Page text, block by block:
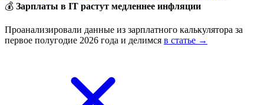
💰 Зарплаты в IT растут медленнее инфляции
Проанализировали данные из зарплатного калькулятора за
первое полугодие 2026 года и делимся в статье →